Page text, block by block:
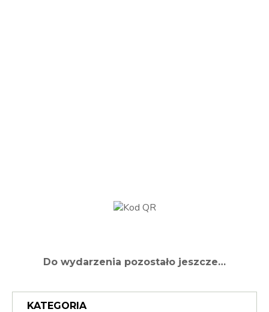
Do wydarzenia pozostało jeszcze…
KATEGORIA